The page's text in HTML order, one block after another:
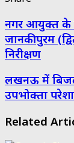
via
Email
नगर आयुक्त के
जानकीपुरम
निरीक्षण
लखनऊ में
उपभोक्ता
Related